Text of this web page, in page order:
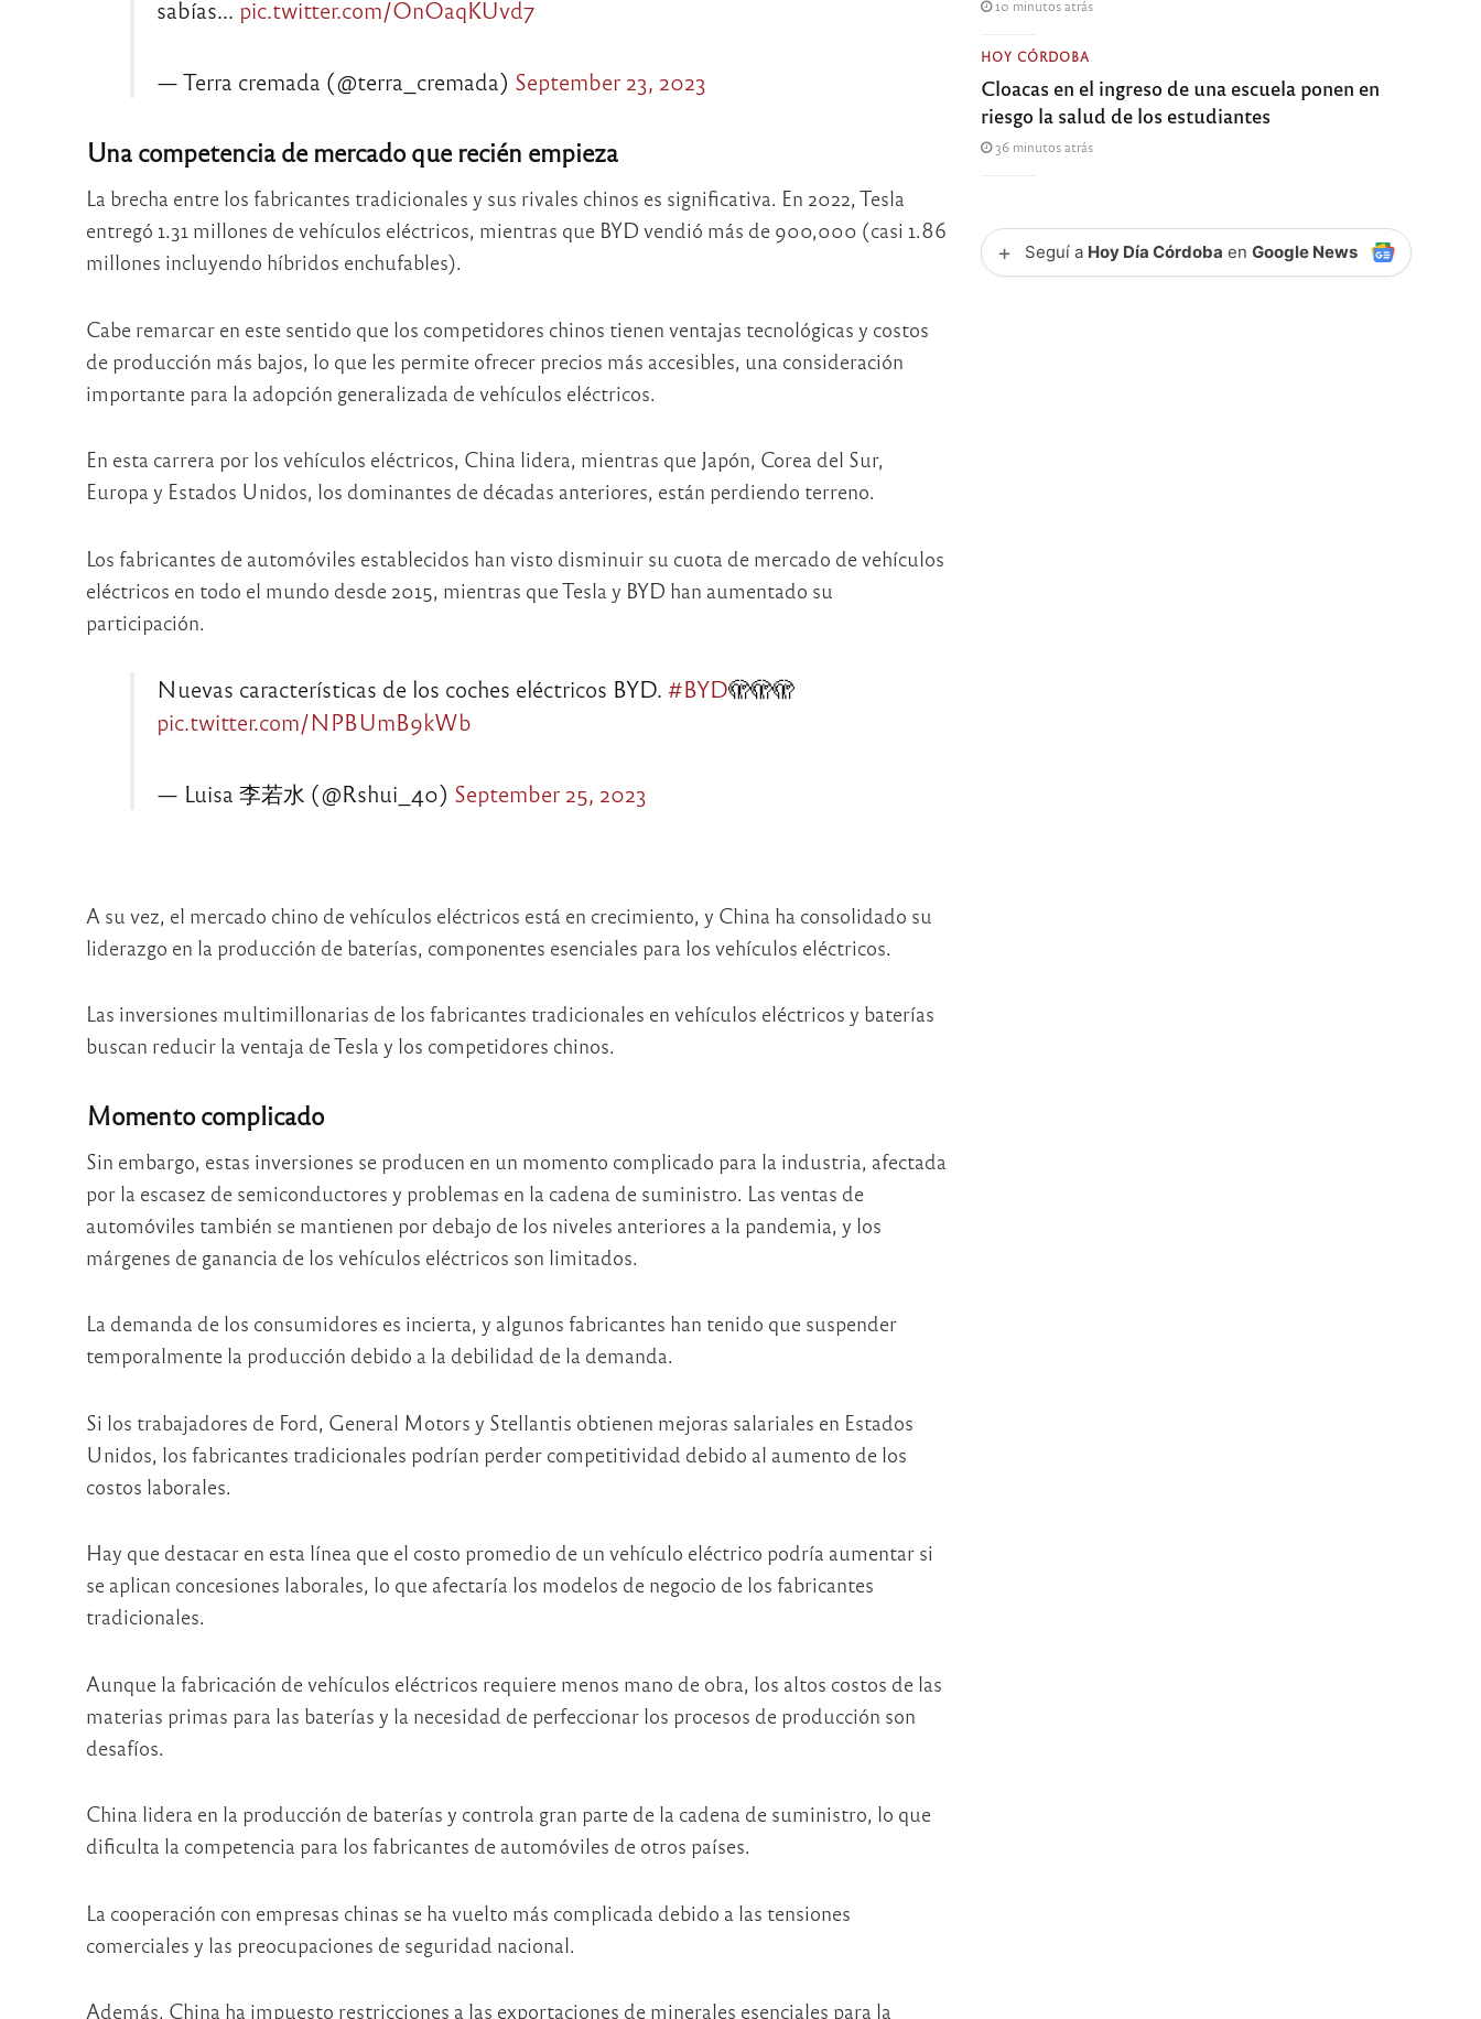
sabías… pic.twitter.com/OnOaqKUvd7
— Terra cremada (@terra_cremada) September 23, 2023
Una competencia de mercado que recién empieza
La brecha entre los fabricantes tradicionales y sus rivales chinos es significativa. En 2022, Tesla
entregó 1.31 millones de vehículos eléctricos, mientras que BYD vendió más de 900,000 (casi 1.86
millones incluyendo híbridos enchufables).
Cabe remarcar en este sentido que los competidores chinos tienen ventajas tecnológicas y costos
de producción más bajos, lo que les permite ofrecer precios más accesibles, una consideración
importante para la adopción generalizada de vehículos eléctricos.
En esta carrera por los vehículos eléctricos, China lidera, mientras que Japón, Corea del Sur,
Europa y Estados Unidos, los dominantes de décadas anteriores, están perdiendo terreno.
Los fabricantes de automóviles establecidos han visto disminuir su cuota de mercado de vehículos
eléctricos en todo el mundo desde 2015, mientras que Tesla y BYD han aumentado su
participación.
Nuevas características de los coches eléctricos BYD. #BYD🫣🫣🫣
pic.twitter.com/NPBUmB9kWb
— Luisa 李若水 (@Rshui_40) September 25, 2023
A su vez, el mercado chino de vehículos eléctricos está en crecimiento, y China ha consolidado su
liderazgo en la producción de baterías, componentes esenciales para los vehículos eléctricos.
Las inversiones multimillonarias de los fabricantes tradicionales en vehículos eléctricos y baterías
buscan reducir la ventaja de Tesla y los competidores chinos.
Momento complicado
Sin embargo, estas inversiones se producen en un momento complicado para la industria, afectada
por la escasez de semiconductores y problemas en la cadena de suministro. Las ventas de
automóviles también se mantienen por debajo de los niveles anteriores a la pandemia, y los
márgenes de ganancia de los vehículos eléctricos son limitados.
La demanda de los consumidores es incierta, y algunos fabricantes han tenido que suspender
temporalmente la producción debido a la debilidad de la demanda.
Si los trabajadores de Ford, General Motors y Stellantis obtienen mejoras salariales en Estados
Unidos, los fabricantes tradicionales podrían perder competitividad debido al aumento de los
costos laborales.
Hay que destacar en esta línea que el costo promedio de un vehículo eléctrico podría aumentar si
se aplican concesiones laborales, lo que afectaría los modelos de negocio de los fabricantes
tradicionales.
Aunque la fabricación de vehículos eléctricos requiere menos mano de obra, los altos costos de las
materias primas para las baterías y la necesidad de perfeccionar los procesos de producción son
desafíos.
China lidera en la producción de baterías y controla gran parte de la cadena de suministro, lo que
dificulta la competencia para los fabricantes de automóviles de otros países.
La cooperación con empresas chinas se ha vuelto más complicada debido a las tensiones
comerciales y las preocupaciones de seguridad nacional.
Además, China ha impuesto restricciones a las exportaciones de minerales esenciales para la
10 minutos atrás
HOY CÓRDOBA
Cloacas en el ingreso de una escuela ponen en
riesgo la salud de los estudiantes
36 minutos atrás
+ Seguí a Hoy Día Córdoba enGoogle News